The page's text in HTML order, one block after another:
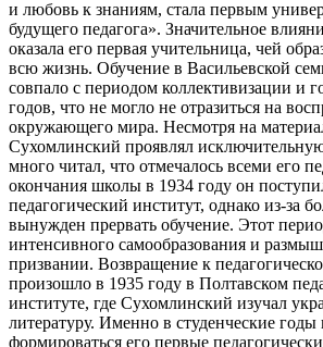
и любовь к знаниям, стала первым
будущего педагога». Значительное
оказала его первая учительница, чей
всю жизнь. Обучение в Васильевской
совпало с периодом коллективизации и
годов, что не могло не отразиться на
окружающего мира. Несмотря на
Сухомлинский проявлял
много читал, что отмечалось всеми его
окончания школы в 1934 году он
педагогический институт, однако из-за
вынужден прервать обучение. Этот
интенсивного самообразования и
призвании. Возвращение к
произошло в 1935 году в Полтавском
институте, где Сухомлинский изучал
литературу. Именно в студенческие годы
формироваться его первые